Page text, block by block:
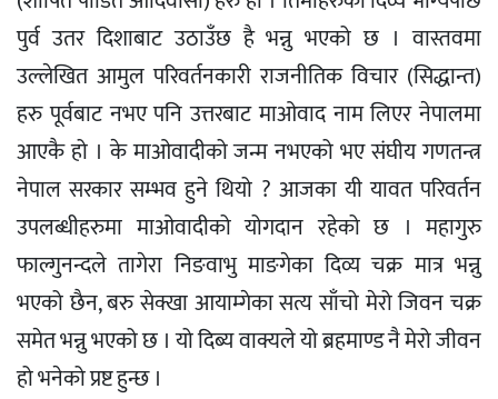
पुर्व उतर दिशाबाट उठाउँछ है भन्नु भएको छ । वास्तवमा
उल्लेखित आमुल परिवर्तनकारी राजनीतिक विचार (सिद्धान्त)
हरु पूर्वबाट नभए पनि उत्तरबाट माओवाद नाम लिएर नेपालमा
आएकै हो । के माओवादीको जन्म नभएको भए संघीय गणतन्त्र
नेपाल सरकार सम्भव हुने थियो ? आजका यी यावत परिवर्तन
उपलब्धीहरुमा माओवादीको योगदान रहेको छ । महागुरु
फाल्गुनन्दले तागेरा निङवाभु माङगेका दिव्य चक्र मात्र भन्नु
भएको छैन, बरु सेक्खा आयाम्गेका सत्य साँचो मेरो जिवन चक्र
समेत भन्नु भएको छ । यो दिब्य वाक्यले यो ब्रहमाण्ड नै मेरो जीवन
हो भनेको प्रष्ट हुन्छ ।